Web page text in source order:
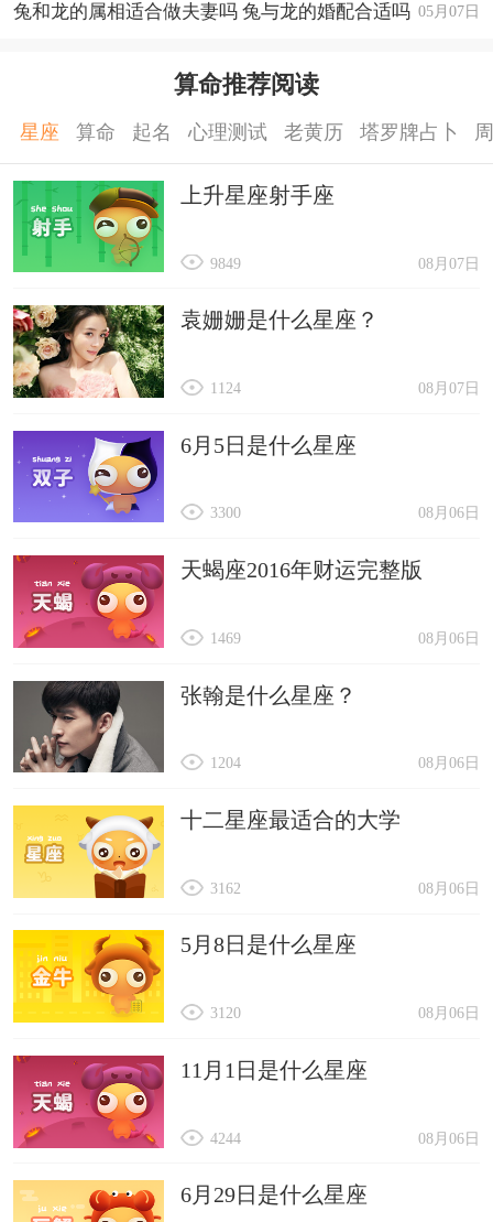
05月07日
兔和龙的属相适合做夫妻吗 兔与龙的婚配合适吗
算命推荐阅读
星座 算命 起名 心理测试 老黄历 塔罗牌占卜
上升星座射手座
08月07日
9849
袁姗姗是什么星座？
08月07日
1124
6月5日是什么星座
08月06日
3300
天蝎座2016年财运完整版
08月06日
1469
张翰是什么星座？
08月06日
1204
十二星座最适合的大学
08月06日
3162
5月8日是什么星座
08月06日
3120
11月1日是什么星座
08月06日
4244
6月29日是什么星座